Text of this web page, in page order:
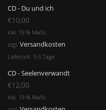
CD - Du und ich
€10,00
inkl. 19 % MwSt.
zzgl. Versandkosten
Lieferzeit: 3-5 Tage
CD - Seelenverwandt
€12,00
inkl. 19 % MwSt.